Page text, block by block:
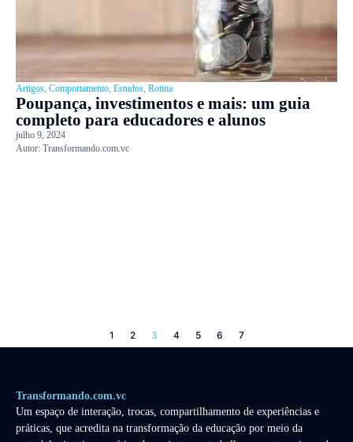
Artigos Comportamento Estudos Rotina
Poupança, investimentos e mais: um guia
completo para educadores e alunos
julho 9, 2024
Autor: Transformando.com.vc
1 2 3 4 5 6 7
Transformando.com.vc
Um espaço de interação, trocas, compartilhamento de experiências e
práticas, que acredita na transformação da educação por meio da